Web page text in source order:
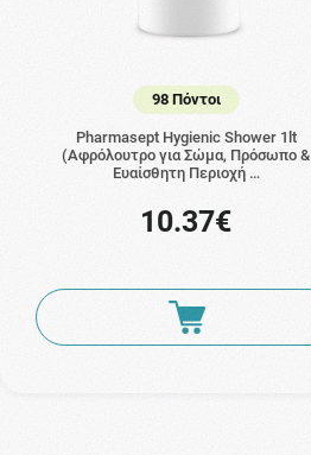
98 Πόντοι
Pharmasept Hygienic Shower 1lt
(Αφρόλουτρο για Σώμα, Πρόσωπο &
Ευαίσθητη Περιοχή …
10.37€